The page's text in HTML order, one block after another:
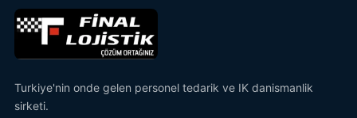
Turkiye'nin onde gelen personel tedarik ve IK danismanlik
sirketi.